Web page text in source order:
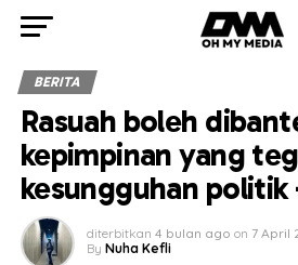
BERITA
Rasuah boleh
kepimpinan yang
kesungguhan politik
diterbitkan 4 bulan ago on 7 April
By Nuha Kefli